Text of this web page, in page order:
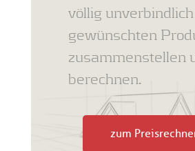
völlig
gewünschten
zusammenstellen
berechnen.
zum